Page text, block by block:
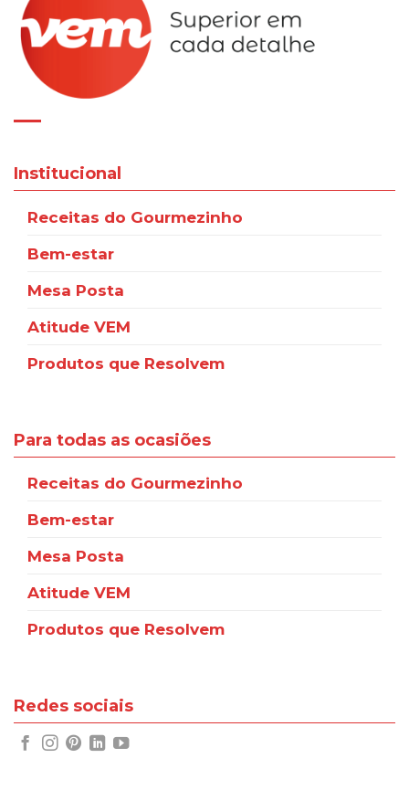
Institucional
Receitas do Gourmezinho
Bem-estar
Mesa Posta
Atitude VEM
Produtos que Resolvem
Para todas as ocasiões
Receitas do Gourmezinho
Bem-estar
Mesa Posta
Atitude VEM
Produtos que Resolvem
Redes sociais